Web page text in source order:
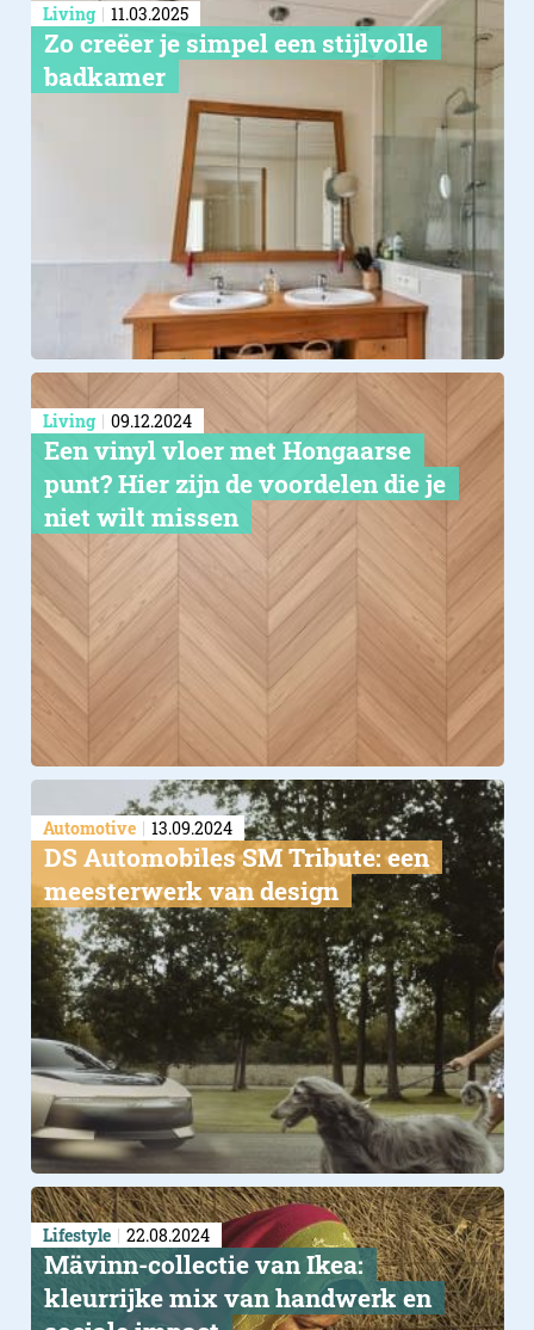
Living 11.03.2025
Zo creëer je simpel een stijlvolle
badkamer
Living 09.12.2024
Een vinyl vloer met Hongaarse
punt? Hier zijn de voordelen die je
niet wilt missen
Automotive 13.09.2024
DS Automobiles SM Tribute: een
meesterwerk van design
Lifestyle 22.08.2024
Mävinn-collectie van Ikea:
kleurrijke mix van handwerk en